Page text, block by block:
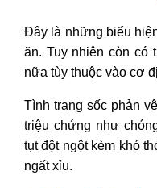
Đây là những biểu
ăn. Tuy nhiên còn có
nữa tùy thuộc vào cơ
Tình trạng sốc phản
triệu chứng như
tụt đột ngột kèm khó
ngất xỉu.